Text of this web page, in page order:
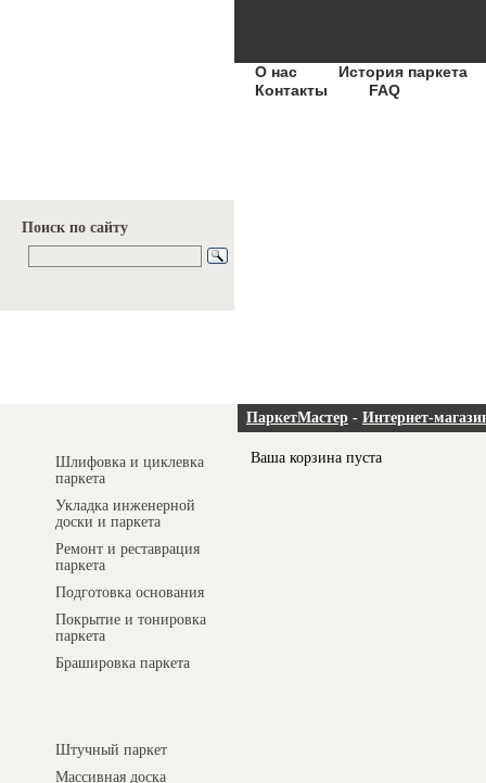
Поиск по сайту
О нас
История паркета
Контакты
FAQ
Шлифовка и циклевка
паркета
Укладка инженерной
доски и паркета
Ремонт и реставрация
паркета
Подготовка основания
Покрытие и тонировка
паркета
Брашировка паркета
Штучный паркет
Массивная доска
ПаркетМастер - Интернет-
Ваша корзина пуста